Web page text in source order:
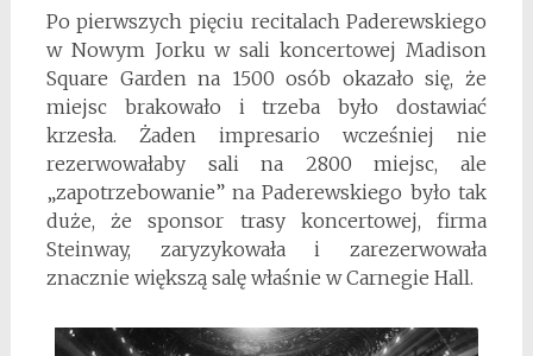
Po pierwszych pięciu recitalach Paderewskiego
w Nowym Jorku w sali koncertowej Madison
Square Garden na 1500 osób okazało się, że
miejsc brakowało i trzeba było dostawiać
krzesła. Żaden impresario wcześniej nie
rezerwowałaby sali na 2800 miejsc, ale
„zapotrzebowanie” na Paderewskiego było tak
duże, że sponsor trasy koncertowej, firma
Steinway, zaryzykowała i zarezerwowała
znacznie większą salę właśnie w Carnegie Hall.